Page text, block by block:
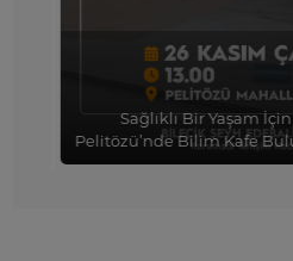
Sağlıklı Bir Yaşam
Pelitözü’nde Bilim Kafe